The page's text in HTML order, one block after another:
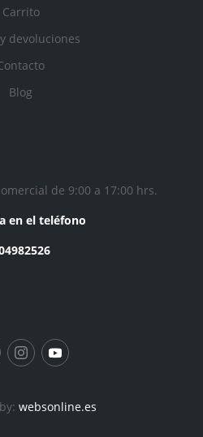
Carrito
devoluciones
Blog
de 9:00 a 17:00 hrs.
en el teléfono
websonline.es